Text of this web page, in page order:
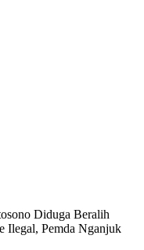
Diduga Beralih
Ilegal, Pemda Nganjuk